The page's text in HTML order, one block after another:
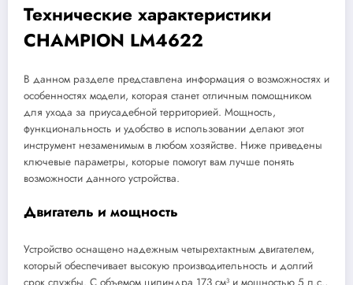
Технические характеристики
CHAMPION LM4622
В данном разделе представлена информация о возможностях и
особенностях модели, которая станет отличным помощником
для ухода за приусадебной территорией. Мощность,
функциональность и удобство в использовании делают этот
инструмент незаменимым в любом хозяйстве. Ниже приведены
ключевые параметры, которые помогут вам лучше понять
возможности данного устройства.
Двигатель и мощность
Устройство оснащено надежным четырехтактным двигателем,
который обеспечивает высокую производительность и долгий